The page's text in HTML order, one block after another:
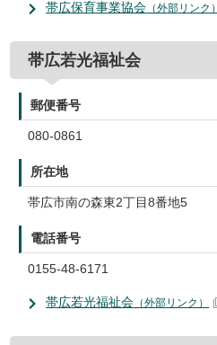
帯広保育事業協会 （外部リンク）
帯広若光福祉会
郵便番号
080-0861
所在地
帯広市南の森東2丁目8番地5
電話番号
0155-48-6171
帯広若光福祉会 （外部リンク）